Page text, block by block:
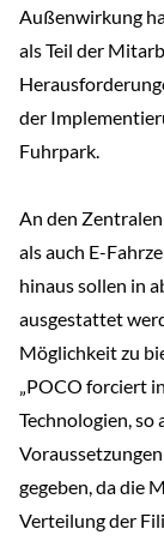
Außenwirkung
als Teil der
der
Fuhrpark.
An den
als auch E-
hinaus sollen in
ausgestattet
Möglichkeit zu
„POCO forciert
Technologien,
gegeben, da die
Verteilung der